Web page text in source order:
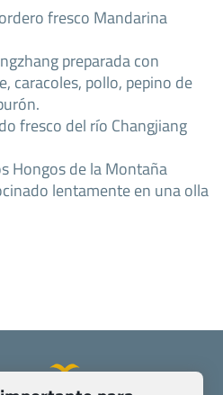
fresco Mandarina
preparada con
caracoles, pollo, pepino de
fresco del río Changjiang
Hongos de la Montaña
lentamente en una olla